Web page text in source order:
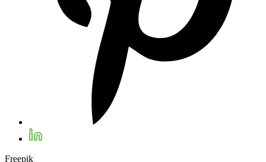
Freepik